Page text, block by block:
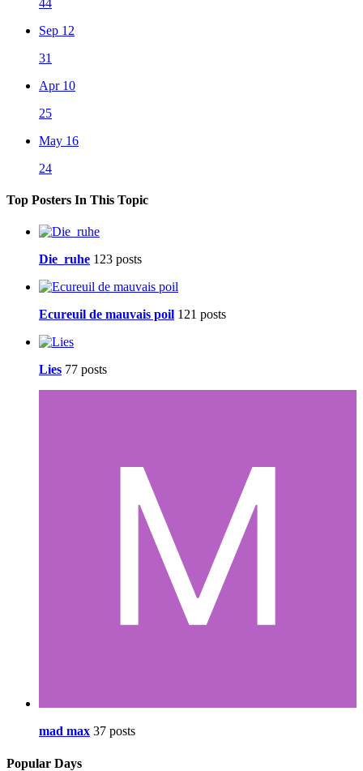
Sep 12
31
Apr 10
25
May 16
24
Top Posters In This Topic
Die_ruhe 123 posts
Ecureuil de mauvais poil 121 posts
Lies 77 posts
mad max 37 posts
Popular Days